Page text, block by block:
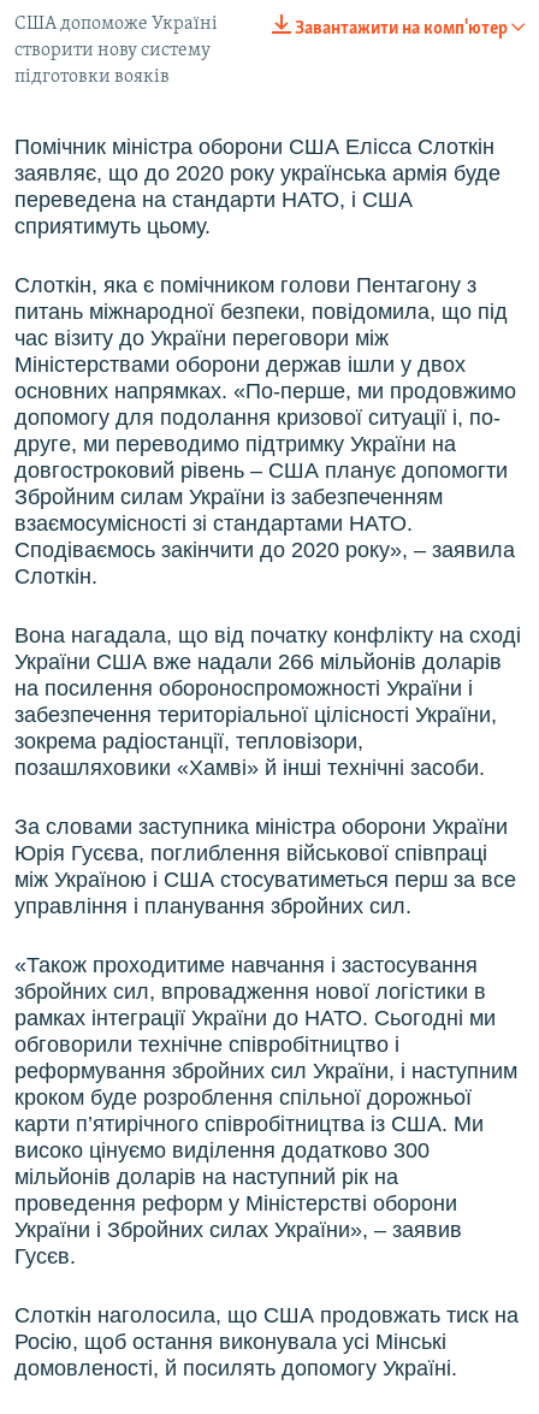
ІНФОГРАФІКА
ДОЛУЧАЙСЯ!
Усі сайти RFE/RL
Завантажити на комп'ютер
США допоможе Україні
створити нову систему
підготовки вояків
Помічник міністра оборони США Елісса Слоткін
заявляє, що до 2020 року українська армія буде
переведена на стандарти НАТО, і США
сприятимуть цьому.
Слоткін, яка є помічником голови Пентагону з
питань міжнародної безпеки, повідомила, що під
час візиту до України переговори між
Міністерствами оборони держав ішли у двох
основних напрямках. «По-перше, ми продовжимо
допомогу для подолання кризової ситуації і, по-
друге, ми переводимо підтримку України на
довгостроковий рівень – США планує допомогти
Збройним силам України із забезпеченням
взаємосумісності зі стандартами НАТО.
Сподіваємось закінчити до 2020 року», – заявила
Слоткін.
Вона нагадала, що від початку конфлікту на сході
України США вже надали 266 мільйонів доларів
на посилення обороноспроможності України і
забезпечення територіальної цілісності України,
зокрема радіостанції, тепловізори,
позашляховики «Хамві» й інші технічні засоби.
За словами заступника міністра оборони України
Юрія Гусєва, поглиблення військової співпраці
між Україною і США стосуватиметься перш за все
управління і планування збройних сил.
«Також проходитиме навчання і застосування
збройних сил, впровадження нової логістики в
рамках інтеграції України до НАТО. Сьогодні ми
обговорили технічне співробітництво і
реформування збройних сил України, і наступним
кроком буде розроблення спільної дорожньої
карти п’ятирічного співробітництва із США. Ми
високо цінуємо виділення додатково 300
мільйонів доларів на наступний рік на
проведення реформ у Міністерстві оборони
України і Збройних силах України», – заявив
Гусєв.
Слоткін наголосила, що США продовжать тиск на
Росію, щоб остання виконувала усі Мінські
домовленості, й посилять допомогу Україні.